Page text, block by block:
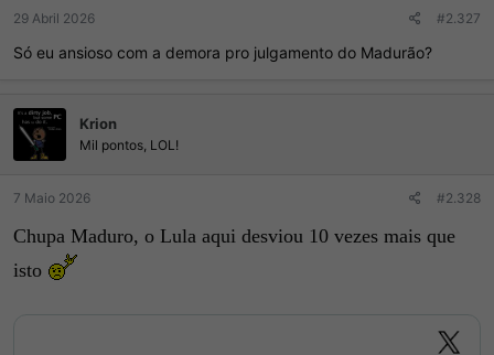
29 Abril 2026 #2.327
Só eu ansioso com a demora pro julgamento do Madurão?
Krion
Mil pontos, LOL!
7 Maio 2026 #2.328
Chupa Maduro, o Lula aqui desviou 10 vezes mais que
isto